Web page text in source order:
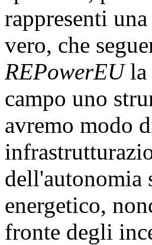
rappresenti
vero, che
REPowerEUla
campo uno
avremo modo
dell'autonomia
energetico,
fronte degli